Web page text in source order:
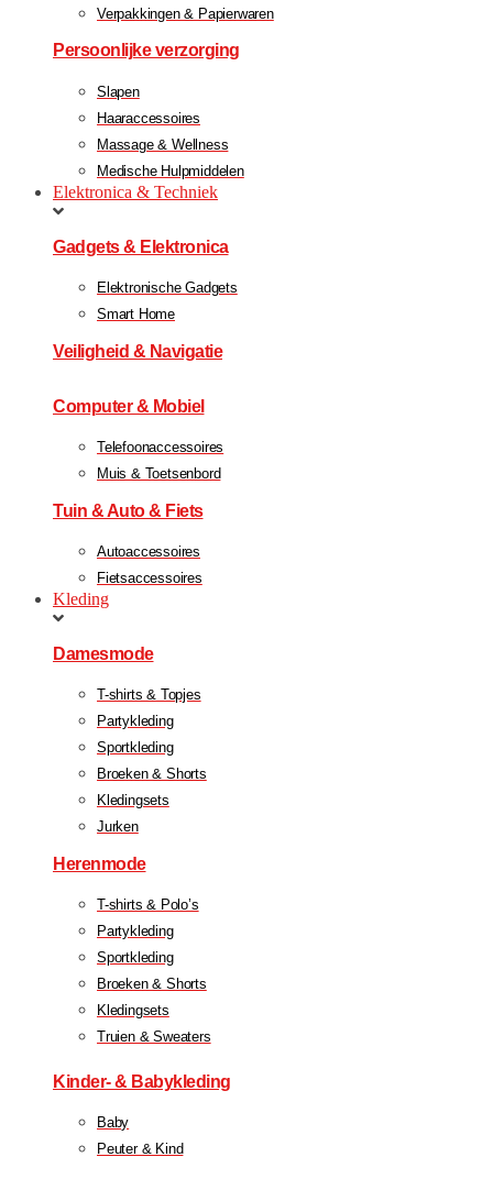
Verpakkingen & Papierwaren
Persoonlijke verzorging
Slapen
Haaraccessoires
Massage & Wellness
Medische Hulpmiddelen
Elektronica & Techniek
Gadgets & Elektronica
Elektronische Gadgets
Smart Home
Veiligheid & Navigatie
Computer & Mobiel
Telefoonaccessoires
Muis & Toetsenbord
Tuin & Auto & Fiets
Autoaccessoires
Fietsaccessoires
Kleding
Damesmode
T-shirts & Topjes
Partykleding
Sportkleding
Broeken & Shorts
Kledingsets
Jurken
Herenmode
T-shirts & Polo’s
Partykleding
Sportkleding
Broeken & Shorts
Kledingsets
Truien & Sweaters
Kinder- & Babykleding
Baby
Peuter & Kind